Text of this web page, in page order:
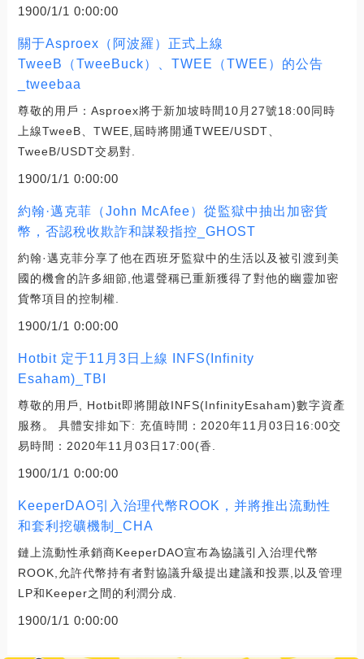
1900/1/1 0:00:00
關于Asproex（阿波羅）正式上線
TweeB（TweeBuck）、TWEE（TWEE）的公告
_tweebaa
尊敬的用戶：Asproex將于新加坡時間10月27號18:00同時
上線TweeB、TWEE,屆時將開通TWEE/USDT、
TweeB/USDT交易對.
1900/1/1 0:00:00
約翰·邁克菲（John McAfee）從監獄中抽出加密貨
幣，否認稅收欺詐和謀殺指控_GHOST
約翰·邁克菲分享了他在西班牙監獄中的生活以及被引渡到美
國的機會的許多細節,他還聲稱已重新獲得了對他的幽靈加密
貨幣項目的控制權.
1900/1/1 0:00:00
Hotbit 定于11月3日上線 INFS(Infinity
Esaham)_TBI
尊敬的用戶, Hotbit即將開啟INFS(InfinityEsaham)數字資產
服務。 具體安排如下: 充值時間：2020年11月03日16:00交
易時間：2020年11月03日17:00(香.
1900/1/1 0:00:00
KeeperDAO引入治理代幣ROOK，并將推出流動性
和套利挖礦機制_CHA
鏈上流動性承銷商KeeperDAO宣布為協議引入治理代幣
ROOK,允許代幣持有者對協議升級提出建議和投票,以及管理
LP和Keeper之間的利潤分成.
1900/1/1 0:00:00